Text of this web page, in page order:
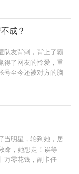
一路前行，画过九
，亲眼所见炸开了石
间。原来那接引万
（慢热，点看绝不
成？
队友背刺，背上了霸
得了网友的怜爱，重
号至今还被对方的脑
，你将只剩下登顶
请务必遵守以下规
当明星，轮到她，居
命，她想走！诶等
万零花钱，副卡任